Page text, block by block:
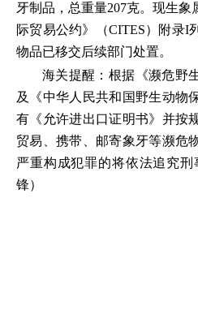
牙制品，总重量207克。现生
际贸易公约》（CITES）附录I
物品已移交后续部门处置。
海关提醒：根据《濒危野
及《中华人民共和国野生动物
有《允许进出口证明书》并按
贸易、携带、邮寄象牙等濒危
严重构成犯罪的将依法追究刑
锋）